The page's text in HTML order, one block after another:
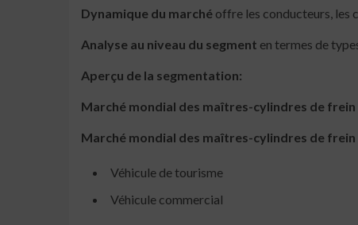
Dynamique du marché offre les conducteurs, les
Analyse au niveau du segment en termes de
Aperçu de la segmentation:
Marché mondial des maîtres-cylindres de
Marché mondial des maîtres-cylindres de
Véhicule de tourisme
Véhicule commercial